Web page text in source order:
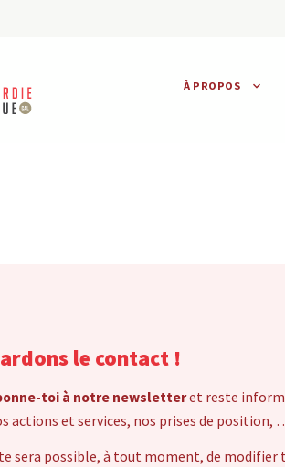
À PROPOS
le contact !
toi à notre newsletteret reste
actions et services, nos prises de position,
sera possible, à tout moment, de modifier